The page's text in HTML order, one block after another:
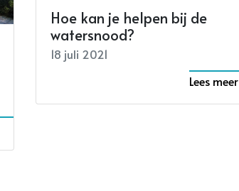
Hoe kan je helpen bij de
watersnood?
18 juli 2021
Lees meer